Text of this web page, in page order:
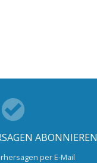
ABONNIEREN
per E-Mail